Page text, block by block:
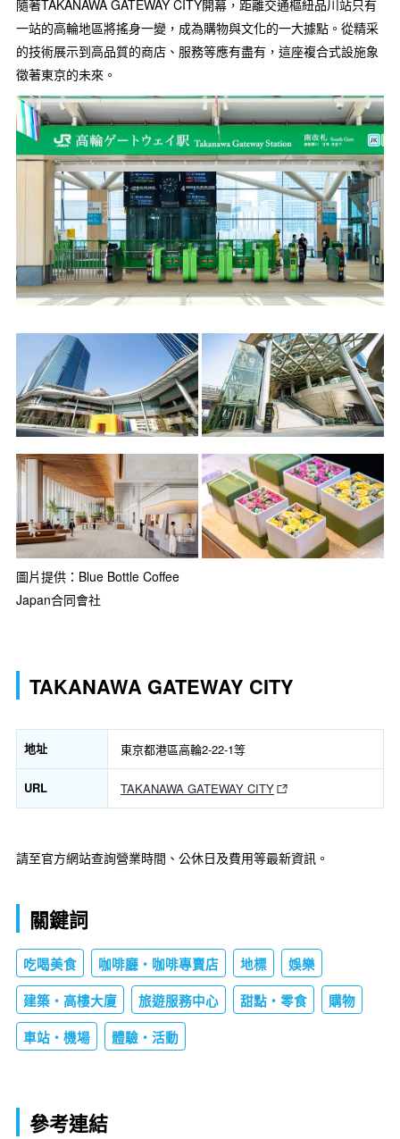
隨著TAKANAWA GATEWAY CITY開幕，距離交通樞紐品川站只有
一站的高輪地區將搖身一變，成為購物與文化的一大據點。從精采
的技術展示到高品質的商店、服務等應有盡有，這座複合式設施象
徵著東京的未來。
圖片提供：Blue Bottle Coffee
Japan合同會社
TAKANAWA GATEWAY CITY
地址 東京都港區高輪2-22-1等
URL TAKANAWA GATEWAY CITY
請至官方網站查詢營業時間、公休日及費用等最新資訊。
關鍵詞
吃喝美食 咖啡廳・咖啡專賣店 地標 娛樂
建築・高樓大廈 旅遊服務中心 甜點・零食 購物
車站・機場 體驗・活動
參考連結